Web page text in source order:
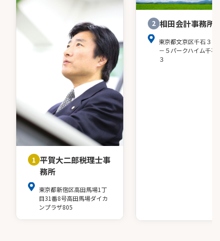
1 平賀大二郎税理士事
務所
東京都新宿区高田馬場1丁
目31番8号高田馬場ダイカ
ンプラザ805
2 相田会計事務所
東京都文京区千石３－
－５パークハイム千石
３